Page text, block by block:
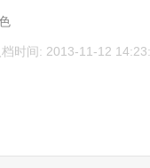
档时间: 2013-11-12